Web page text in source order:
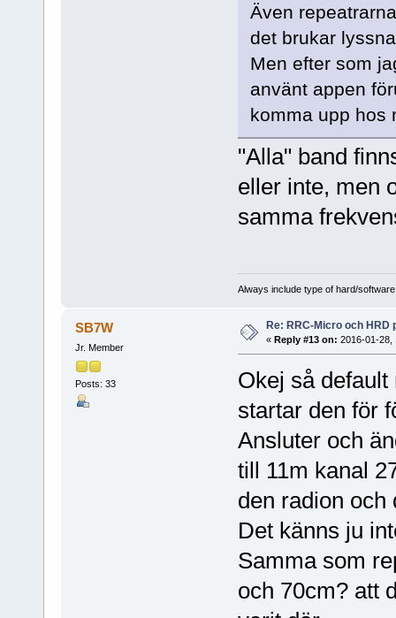
Även
det brukar
Men efter som
använt appen
komma upp hos
"Alla" band
eller inte, men
samma
Always include type of hard/
SB7W
Jr. Member
Posts: 33
Re: RRC-Micro och HRD
« Reply #13 on: 2016-01-28,
Okej så
startar den för
Ansluter och
till 11m kanal
den radion och
Det känns ju
Samma som
och 70cm? att